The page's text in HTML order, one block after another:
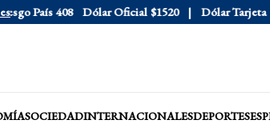
País 408 Dólar Oficial $1520 Dólar Tarjeta
SOCIEDADINTERNACIONALESDEPORTES